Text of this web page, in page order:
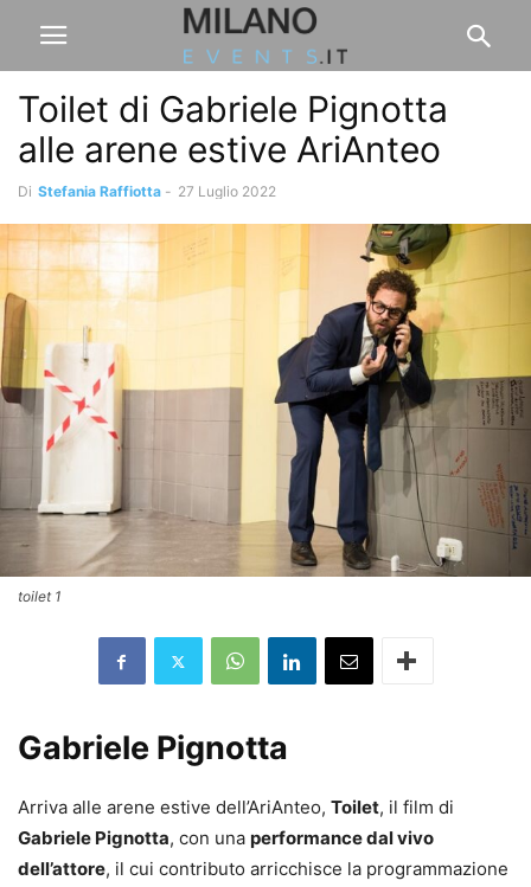
Toilet di Gabriele Pignotta
alle arene estive AriAnteo
Di Stefania Raffiotta - 27 Luglio 2022
toilet 1
Gabriele Pignotta
Arriva alle arene estive dell’AriAnteo, Toilet, il film di
Gabriele Pignotta, con una performance dal vivo
dell’attore, il cui contributo arricchisce la programmazione